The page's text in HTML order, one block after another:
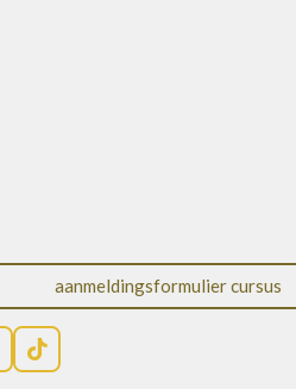
aanmeldingsformulier cursus
T
i